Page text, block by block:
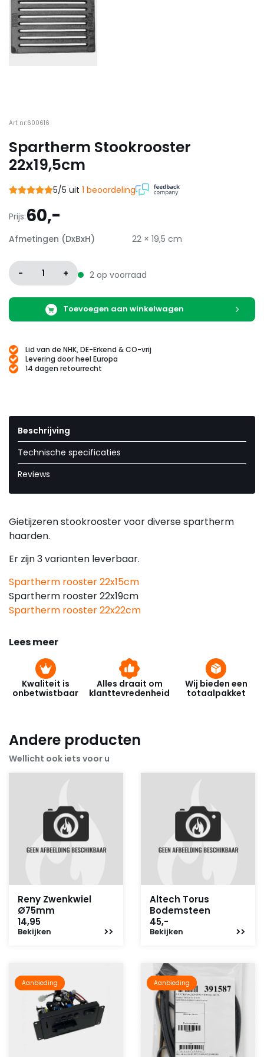
Art nr:600616
Spartherm Stookrooster
22x19,5cm
5/5 uit 1 beoordeling
Prijs:60,-
Afmetingen (DxBxH) 22 × 19,5 cm
- 1 + 2 op voorraad
Toevoegen aan winkelwagen
Lid van de NHK, DE-Erkend & CO-vrij
Levering door heel Europa
14 dagen retourrecht
Beschrijving
Technische specificaties
Reviews
Gietijzeren stookrooster voor diverse spartherm
haarden.
Er zijn 3 varianten leverbaar.
Spartherm rooster 22x15cm
Spartherm rooster 22x19cm
Spartherm rooster 22x22cm
Lees meer
Kwaliteit is
onbetwistbaar
Alles draait om
klanttevredenheid
Wij bieden een
totaalpakket
Andere producten
Wellicht ook iets voor u
Reny Zwenkwiel
Ø75mm
14,95
Bekijken
Altech Torus
Bodemsteen
45,-
Bekijken
Aanbieding Aanbieding